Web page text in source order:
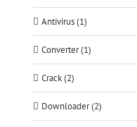
Antivirus (1)
Converter (1)
Crack (2)
Downloader (2)